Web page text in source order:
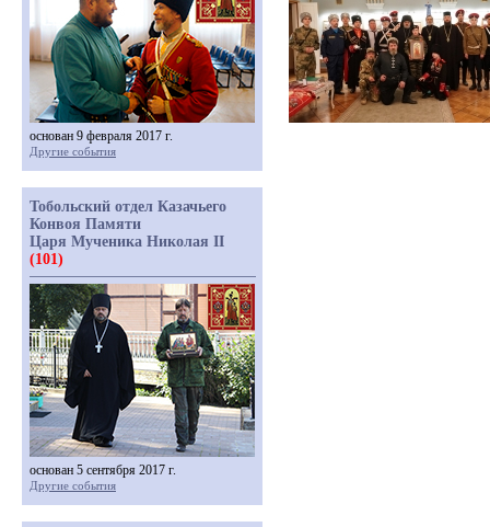
основан 9 февраля 2017 г.
Другие события
Тобольский отдел Казачьего
Конвоя Памяти
Царя Мученика Николая II
(101)
основан 5 сентября 2017 г.
Другие события